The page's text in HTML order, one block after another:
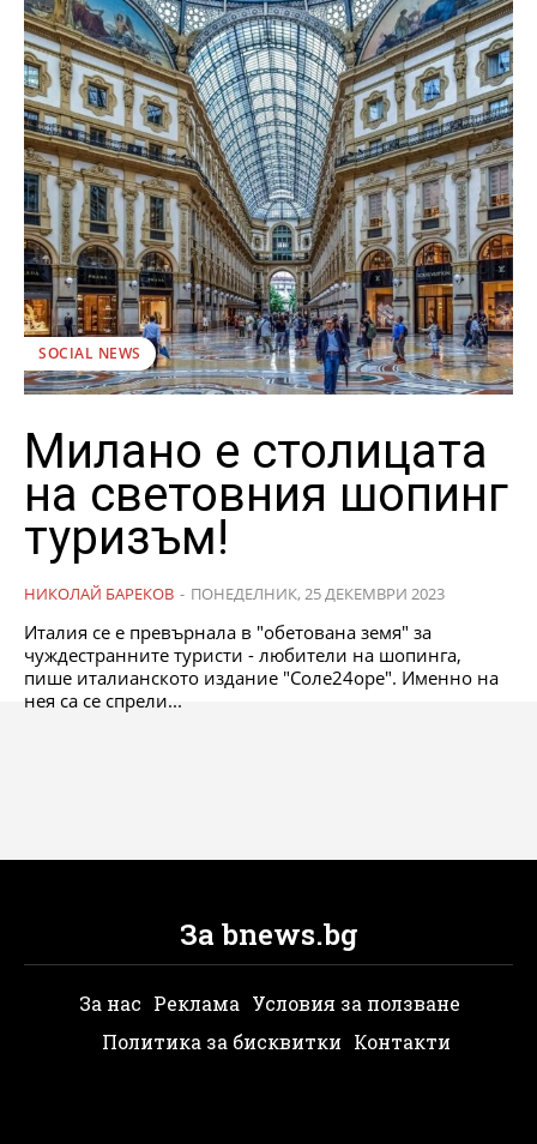
SOCIAL NEWS
Милано е столицата
на световния шопинг
туризъм!
НИКОЛАЙ БАРЕКОВ - ПОНЕДЕЛНИК, 25 ДЕКЕМВРИ 2023
Италия се е превърнала в "обетована земя" за
чуждестранните туристи - любители на шопинга,
пише италианското издание "Соле24оре". Именно на
нея са се спрели...
За bnews.bg
За нас Реклама Условия за ползване
Политика за бисквитки Контакти